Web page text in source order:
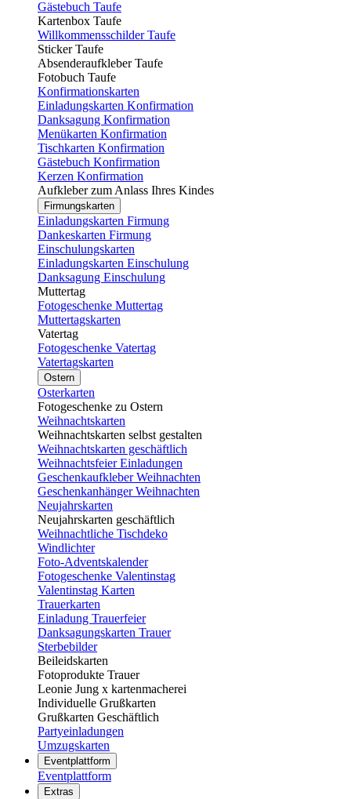
Gästebuch Taufe
Kartenbox Taufe
Willkommensschilder Taufe
Sticker Taufe
Absenderaufkleber Taufe
Fotobuch Taufe
Konfirmationskarten
Einladungskarten Konfirmation
Danksagung Konfirmation
Menükarten Konfirmation
Tischkarten Konfirmation
Gästebuch Konfirmation
Kerzen Konfirmation
Aufkleber zum Anlass Ihres Kindes
Firmungskarten
Einladungskarten Firmung
Dankeskarten Firmung
Einschulungskarten
Einladungskarten Einschulung
Danksagung Einschulung
Muttertag
Fotogeschenke Muttertag
Muttertagskarten
Vatertag
Fotogeschenke Vatertag
Vatertagskarten
Ostern
Osterkarten
Fotogeschenke zu Ostern
Weihnachtskarten
Weihnachtskarten selbst gestalten
Weihnachtskarten geschäftlich
Weihnachtsfeier Einladungen
Geschenkaufkleber Weihnachten
Geschenkanhänger Weihnachten
Neujahrskarten
Neujahrskarten geschäftlich
Weihnachtliche Tischdeko
Windlichter
Foto-Adventskalender
Fotogeschenke Valentinstag
Valentinstag Karten
Trauerkarten
Einladung Trauerfeier
Danksagungskarten Trauer
Sterbebilder
Beileidskarten
Fotoprodukte Trauer
Leonie Jung x kartenmacherei
Individuelle Grußkarten
Grußkarten Geschäftlich
Partyeinladungen
Umzugskarten
Eventplattform
Eventplattform
Extras